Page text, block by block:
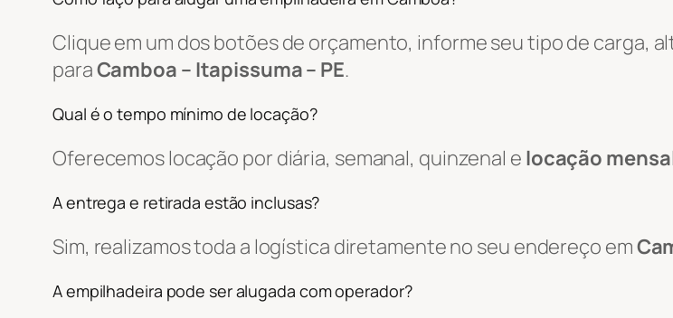
Clique em um dos botões de orçamento, informe seu tipo de carga,
paraCamboa – Itapissuma – PE.
Qual é o tempo mínimo de locação?
Oferecemos locação por diária, semanal, quinzenal e locação
A entrega e retirada estão inclusas?
Sim, realizamos toda a logística diretamente no seu endereço em
A empilhadeira pode ser alugada com operador?